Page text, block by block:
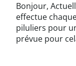
Bonjour,
effectue
piluliers pour
prévue pour